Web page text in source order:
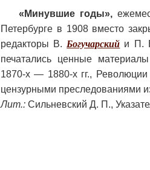
«Минувшие годы»,
Петербурге в 1908 вместо
редакторы В. Богучарский и П.
печатались ценные
1870-х — 1880-х гг.,
цензурными преследованиями
Лит.: Сильневский Д. П.,